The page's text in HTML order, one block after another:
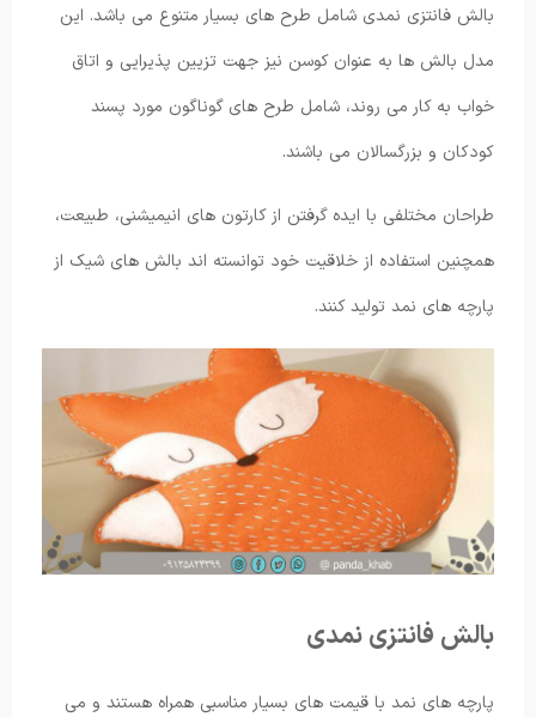
بالش فانتزی نمدی شامل طرح های بسیار متنوع می باشد. این
مدل بالش ها به عنوان کوسن نیز جهت تزیین پذیرایی و اتاق
خواب به کار می روند، شامل طرح های گوناگون مورد پسند
کودکان و بزرگسالان می باشند.
طراحان مختلفی با ایده گرفتن از کارتون های انیمیشنی، طبیعت،
همچنین استفاده از خلاقیت خود توانسته اند بالش های شیک از
پارچه های نمد تولید کنند.
بالش فانتزی نمدی
پارچه های نمد با قیمت های بسیار مناسبی همراه هستند و می